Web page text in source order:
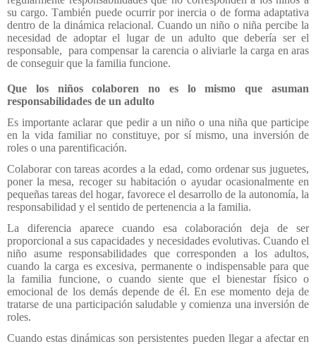
su cargo. También puede ocurrir por inercia o de forma adaptativa
dentro de la dinámica relacional. Cuando un niño o niña percibe la
necesidad de adoptar el lugar de un adulto que debería ser el
responsable, para compensar la carencia o aliviarle la carga en aras
de conseguir que la familia funcione.
Que los niños colaboren no es lo mismo que asuman
responsabilidades de un adulto
Es importante aclarar que pedir a un niño o una niña que participe
en la vida familiar no constituye, por sí mismo, una inversión de
roles o una parentificación.
Colaborar con tareas acordes a la edad, como ordenar sus juguetes,
poner la mesa, recoger su habitación o ayudar ocasionalmente en
pequeñas tareas del hogar, favorece el desarrollo de la autonomía, la
responsabilidad y el sentido de pertenencia a la familia.
La diferencia aparece cuando esa colaboración deja de ser
proporcional a sus capacidades y necesidades evolutivas. Cuando el
niño asume responsabilidades que corresponden a los adultos,
cuando la carga es excesiva, permanente o indispensable para que
la familia funcione, o cuando siente que el bienestar físico o
emocional de los demás depende de él. En ese momento deja de
tratarse de una participación saludable y comienza una inversión de
roles.
Cuando estas dinámicas son persistentes pueden llegar a afectar en